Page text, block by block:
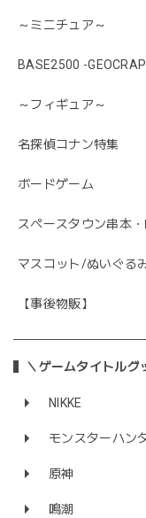
～ミニチュア～
BASE2500 -
～フィギュア～
名探偵コナン特集
ボードゲーム
スペースタウン串本
マスコット/ぬいぐる
【事後物販】
＼ゲームタイトルグ
NIKKE
モンスターハン
原神
鳴潮